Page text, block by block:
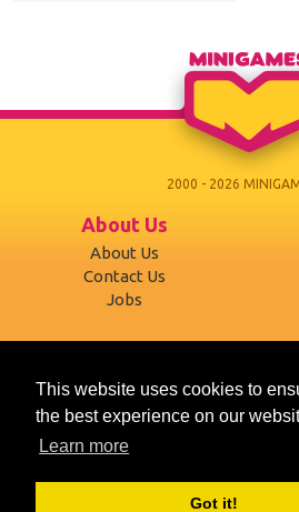
This website uses cookies to
the best experience on our
Learn more
Got it!
2000 - 2026
About Us
About Us
Contact Us
Jobs
Developers
Affiliates
Desktop version
Social